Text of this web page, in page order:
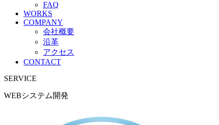
FAQ
WORKS
COMPANY
会社概要
沿革
アクセス
CONTACT
SERVICE
WEBシステム開発